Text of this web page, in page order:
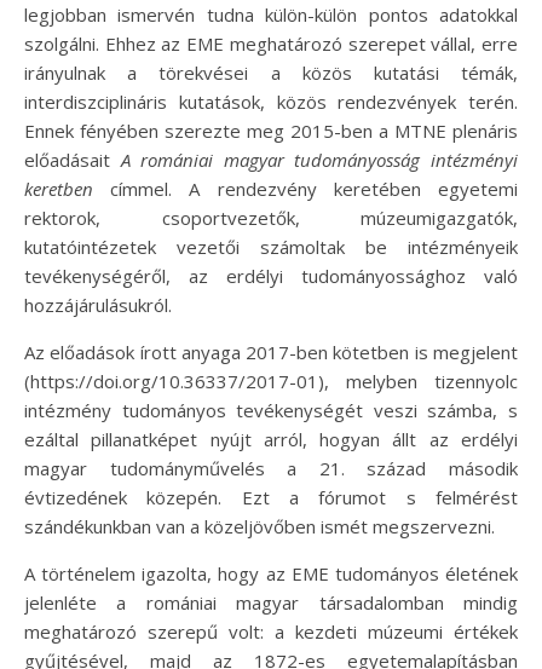
legjobban ismervén tudna külön-külön pontos adatokkal
szolgálni. Ehhez az EME meghatározó szerepet vállal, erre
irányulnak a törekvései a közös kutatási témák,
interdiszciplináris kutatások, közös rendezvények terén.
Ennek fényében szerezte meg 2015-ben a MTNE plenáris
előadásait A romániai magyar tudományosság intézményi
keretben címmel. A rendezvény keretében egyetemi
rektorok, csoportvezetők, múzeumigazgatók,
kutatóintézetek vezetői számoltak be intézményeik
tevékenységéről, az erdélyi tudományossághoz való
hozzájárulásukról.
Az előadások írott anyaga 2017-ben kötetben is megjelent
(https://doi.org/10.36337/2017-01), melyben tizennyolc
intézmény tudományos tevékenységét veszi számba, s
ezáltal pillanatképet nyújt arról, hogyan állt az erdélyi
magyar tudományművelés a 21. század második
évtizedének közepén. Ezt a fórumot s felmérést
szándékunkban van a közeljövőben ismét megszervezni.
A történelem igazolta, hogy az EME tudományos életének
jelenléte a romániai magyar társadalomban mindig
meghatározó szerepű volt: a kezdeti múzeumi értékek
gyűjtésével, majd az 1872-es egyetemalapításban